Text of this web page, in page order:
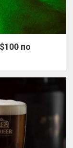
по